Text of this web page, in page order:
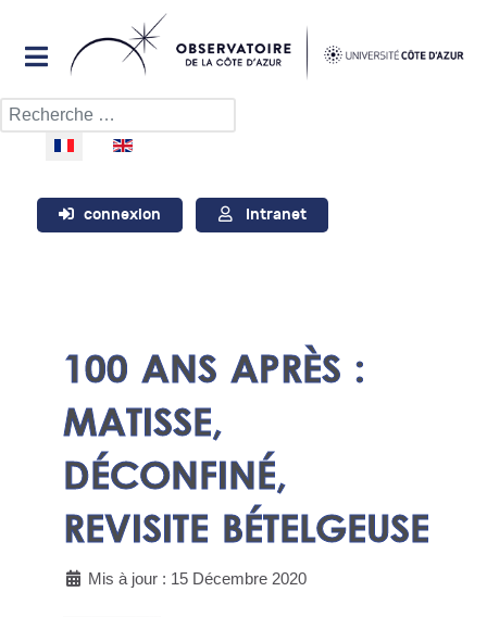
Rechercher
Sélectionnez votre langue
connexion Intranet
100 ANS APRÈS :
MATISSE,
DÉCONFINÉ,
REVISITE BÉTELGEUSE
Mis à jour : 15 Décembre 2020